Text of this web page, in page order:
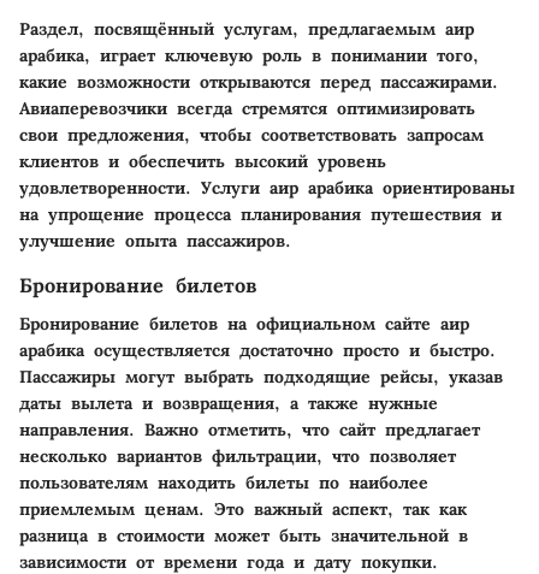
Раздел, посвящённый услугам, предлагаемым аир
арабика, играет ключевую роль в понимании того,
какие возможности открываются перед пассажирами.
Авиаперевозчики всегда стремятся оптимизировать
свои предложения, чтобы соответствовать запросам
клиентов и обеспечить высокий уровень
удовлетворенности. Услуги аир арабика ориентированы
на упрощение процесса планирования путешествия и
улучшение опыта пассажиров.
Бронирование билетов
Бронирование билетов на официальном сайте аир
арабика осуществляетcя достаточно просто и быстро.
Пассажиры могут выбрать подходящие рейсы, указав
даты вылета и возвращения, а также нужные
направления. Важно отметить, что сайт предлагает
несколько вариантов фильтрации, что позволяет
пользователям находить билеты по наиболее
приемлемым ценам. Это важный аспект, так как
разница в стоимости может быть значительной в
зависимости от времени года и дату покупки.